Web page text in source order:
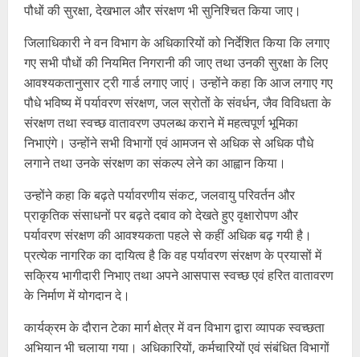
पौधों की सुरक्षा, देखभाल और संरक्षण भी सुनिश्चित किया जाए।
जिलाधिकारी ने वन विभाग के अधिकारियों को निर्देशित किया कि लगाए
गए सभी पौधों की नियमित निगरानी की जाए तथा उनकी सुरक्षा के लिए
आवश्यकतानुसार ट्री गार्ड लगाए जाएं। उन्होंने कहा कि आज लगाए गए
पौधे भविष्य में पर्यावरण संरक्षण, जल स्रोतों के संवर्धन, जैव विविधता के
संरक्षण तथा स्वच्छ वातावरण उपलब्ध कराने में महत्वपूर्ण भूमिका
निभाएंगे। उन्होंने सभी विभागों एवं आमजन से अधिक से अधिक पौधे
लगाने तथा उनके संरक्षण का संकल्प लेने का आह्वान किया।
उन्होंने कहा कि बढ़ते पर्यावरणीय संकट, जलवायु परिवर्तन और
प्राकृतिक संसाधनों पर बढ़ते दबाव को देखते हुए वृक्षारोपण और
पर्यावरण संरक्षण की आवश्यकता पहले से कहीं अधिक बढ़ गयी है।
प्रत्येक नागरिक का दायित्व है कि वह पर्यावरण संरक्षण के प्रयासों में
सक्रिय भागीदारी निभाए तथा अपने आसपास स्वच्छ एवं हरित वातावरण
के निर्माण में योगदान दे।
कार्यक्रम के दौरान टेका मार्ग क्षेत्र में वन विभाग द्वारा व्यापक स्वच्छता
अभियान भी चलाया गया। अधिकारियों, कर्मचारियों एवं संबंधित विभागों